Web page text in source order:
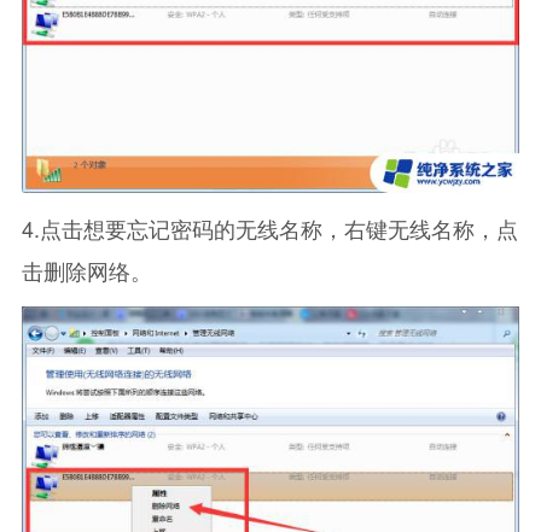
4.点击想要忘记密码的无线名称，右键无线名称，点
击删除网络。